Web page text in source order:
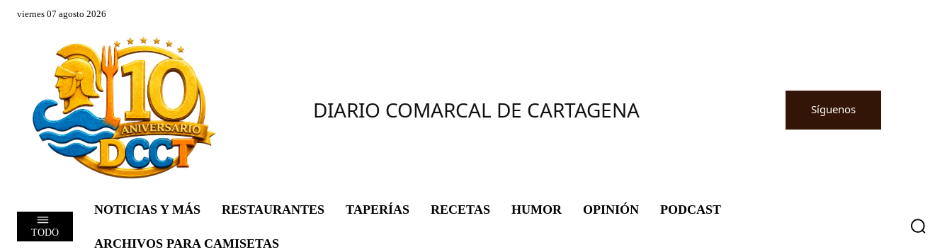
viernes 07 agosto 2026
DIARIO COMARCAL DE CARTAGENA Síguenos
TODO
NOTICIAS Y MÁS RESTAURANTES TAPERÍAS RECETAS HUMOR OPINIÓN PODCAST
ARCHIVOS PARA CAMISETAS